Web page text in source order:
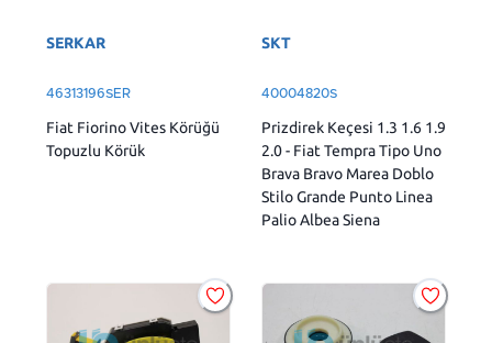
SERKAR
46313196SER
Fiat Fiorino Vites Körüğü
Topuzlu Körük
SKT
40004820S
Prizdirek Keçesi 1.3 1.6 1.9
2.0 - Fiat Tempra Tipo Uno
Brava Bravo Marea Doblo
Stilo Grande Punto Linea
Palio Albea Siena